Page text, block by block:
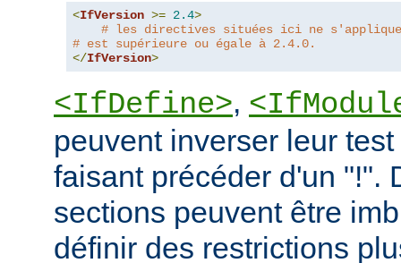
<IfVersion >= 2.4>
# les directives situées ici ne
# est supérieure ou égale à 2.4.0.
</IfVersion>
<IfDefine>,
peuvent inverser leur
faisant précéder d'un "!".
sections peuvent être
définir des restrictions